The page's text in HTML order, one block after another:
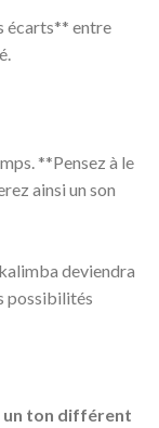
écarts** entre
**Pensez à le
ainsi un son
deviendra
possibilités
un ton différent